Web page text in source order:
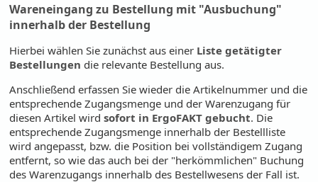
Wareneingang zu Bestellung mit "Ausbuchung"
innerhalb der Bestellung
Hierbei wählen Sie zunächst aus einer Liste getätigter
Bestellungen die relevante Bestellung aus.
Anschließend erfassen Sie wieder die Artikelnummer und die
entsprechende Zugangsmenge und der Warenzugang für
diesen Artikel wirdsofort in ErgoFAKT gebucht. Die
entsprechende Zugangsmenge innerhalb der Bestellliste
wird angepasst, bzw. die Position bei vollständigem Zugang
entfernt, so wie das auch bei der "herkömmlichen" Buchung
des Warenzugangs innerhalb des Bestellwesens der Fall ist.